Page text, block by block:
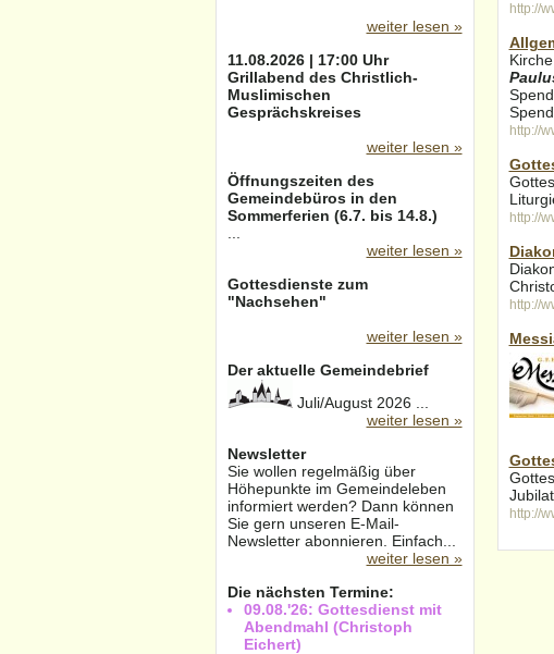
weiter lesen »
11.08.2026 | 17:00 Uhr
Grillabend des Christlich-
Muslimischen
Gesprächskreises
weiter lesen »
Öffnungszeiten des
Gemeindebüros in den
Sommerferien (6.7. bis 14.8.)
weiter lesen »
Gottesdienste zum
"Nachsehen"
weiter lesen »
Der aktuelle Gemeindebrief
Juli/August 2026 ...
weiter lesen »
Newsletter
Sie wollen regelmäßig über
Höhepunkte im Gemeindeleben
informiert werden? Dann können
Sie gern unseren E-Mail-
Newsletter abonnieren. Einfach...
weiter lesen »
Die nächsten Termine:
09.08.'26: Gottesdienst mit
Abendmahl (Christoph
Eichert)
http://
http://
http://
http://
http://